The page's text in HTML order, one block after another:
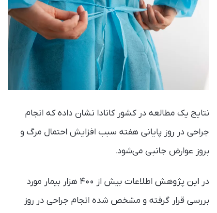
نتایج یک مطالعه در کشور کانادا نشان داده که انجام
جراحی در روز پایانی هفته سبب افزایش احتمال مرگ و
بروز عوارض جانبی می‌شود.
در این پژوهش اطلاعات بیش از ۴۰۰ هزار بیمار مورد
بررسی قرار گرفته و مشخص شده انجام جراحی در روز